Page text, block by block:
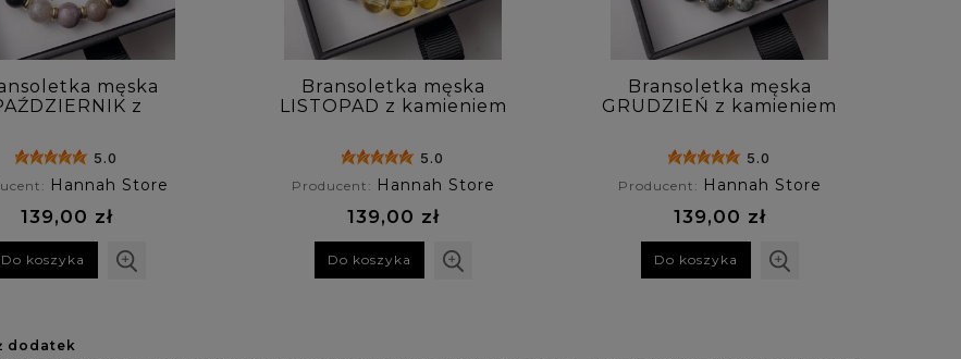
męska
z
- turmalin
5.0
Hannah Store
139,00 zł
Do koszyka
Bransoletka męska
LISTOPAD z kamieniem
5.0
Producent: Hannah Store
139,00 zł
Do koszyka
Bransoletka męska
GRUDZIEŃ z kamieniem
afrykański
5.0
Producent: Hannah Store
139,00 zł
Do koszyka
dodatek